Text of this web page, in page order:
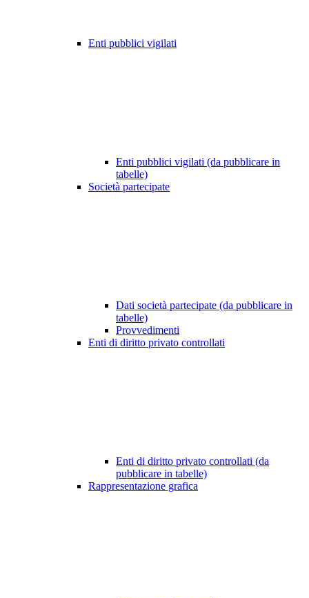
Enti pubblici vigilati
Enti pubblici vigilati (da pubblicare in
tabelle)
Società partecipate
Dati società partecipate (da pubblicare in
tabelle)
Provvedimenti
Enti di diritto privato controllati
Enti di diritto privato controllati (da
pubblicare in tabelle)
Rappresentazione grafica